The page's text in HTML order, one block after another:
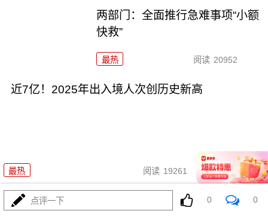
两部门：全面推行急难事项“小额
快救”
最热 阅读 20952
近7亿！2025年出入境人次创历史新高
最热 阅读 19261 01-28
过完春节过春糖 开局最红是成都
点评一下 0 0